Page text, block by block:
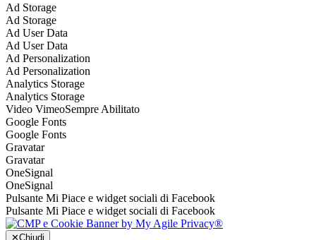
Ad Storage
Ad Storage
Ad User Data
Ad User Data
Ad Personalization
Ad Personalization
Analytics Storage
Analytics Storage
Video VimeoSempre Abilitato
Google Fonts
Google Fonts
Gravatar
Gravatar
OneSignal
OneSignal
Pulsante Mi Piace e widget sociali di Facebook
Pulsante Mi Piace e widget sociali di Facebook
✕Chiudi